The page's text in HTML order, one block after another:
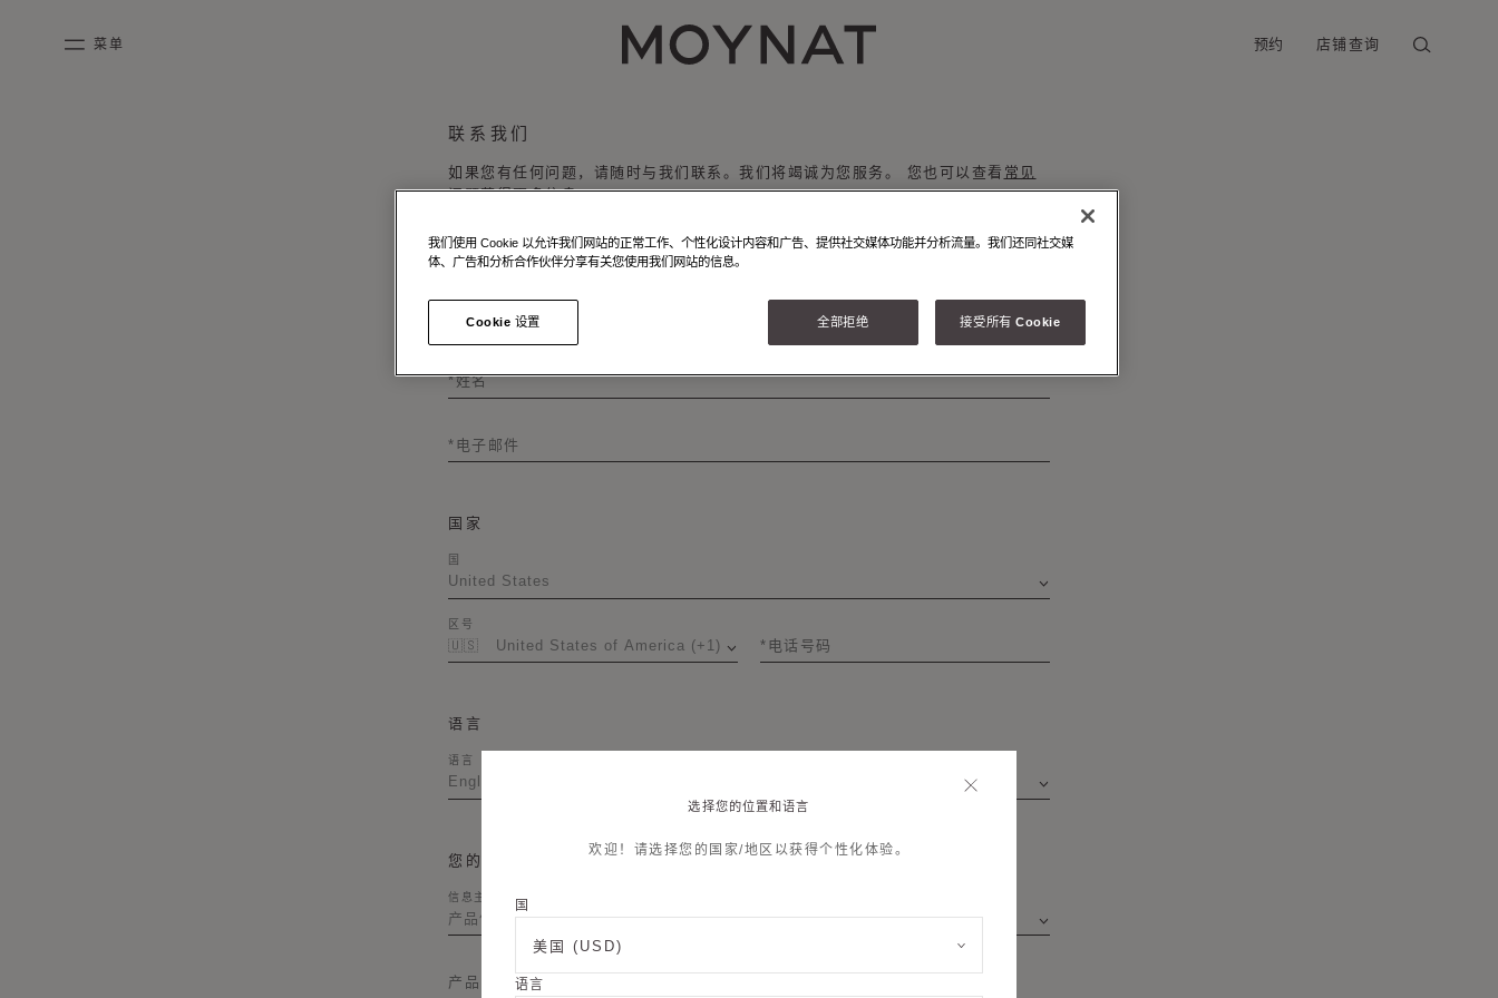
mobile_menu
菜单
MOYNAT PARIS
预约 店铺查询
联系我们
如果您有任何问题，请随时与我们联系。我们将竭诚为您服务。 您也可以查看 常见
问题获得更多信息。
个人信息
姓名
电子邮件
国家
国
区号
电话号码
语言
语言
您的信息
信息主题
产品
选择您的位置和语言
欢迎！请选择您的国家/地区以获得个性化体验。
国
美国 (USD)
语言
我们使用 Cookie 以允许我们网站的正常工作、个性化设计内容和广告、提供社交媒体功能并分析流量。我们还同社交媒
体、广告和分析合作伙伴分享有关您使用我们网站的信息。
Cookie 设置 全部拒绝 接受所有 Cookie